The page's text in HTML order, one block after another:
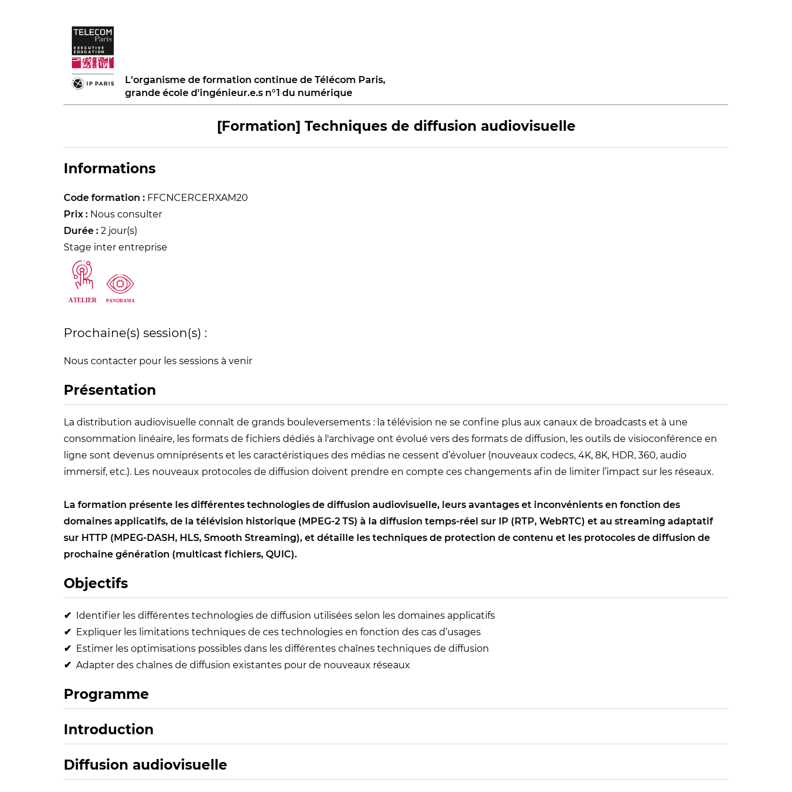
L'organisme de formation continue de Télécom Paris,
grande école d'ingénieur.e.s n°1 du numérique
[Formation] Techniques de diffusion audiovisuelle
Informations
Code formation : FFCNCERCERXAM20
Prix : Nous consulter
Durée : 2 jour(s)
Stage inter entreprise
Prochaine(s) session(s) :
Nous contacter pour les sessions à venir
Présentation
La distribution audiovisuelle connaît de grands bouleversements : la télévision ne se confine plus aux canaux de broadcasts et à une
consommation linéaire, les formats de fichiers dédiés à l'archivage ont évolué vers des formats de diffusion, les outils de visioconférence en
ligne sont devenus omniprésents et les caractéristiques des médias ne cessent d’évoluer (nouveaux codecs, 4K, 8K, HDR, 360, audio
immersif, etc.). Les nouveaux protocoles de diffusion doivent prendre en compte ces changements afin de limiter l’impact sur les réseaux.
La formation présente les différentes technologies de diffusion audiovisuelle, leurs avantages et inconvénients en fonction des
domaines applicatifs, de la télévision historique (MPEG-2 TS) à la diffusion temps-réel sur IP (RTP, WebRTC) et au streaming adaptatif
sur HTTP (MPEG-DASH, HLS, Smooth Streaming), et détaille les techniques de protection de contenu et les protocoles de diffusion de
prochaine génération (multicast fichiers, QUIC).
Objectifs
Identifier les différentes technologies de diffusion utilisées selon les domaines applicatifs
Expliquer les limitations techniques de ces technologies en fonction des cas d’usages
Estimer les optimisations possibles dans les différentes chaînes techniques de diffusion
Adapter des chaînes de diffusion existantes pour de nouveaux réseaux
Programme
Introduction
Diffusion audiovisuelle